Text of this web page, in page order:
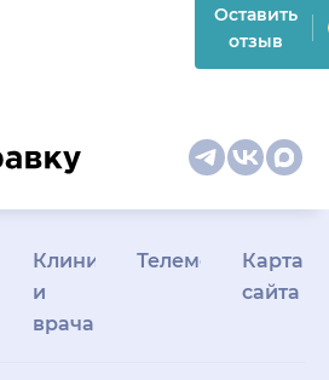
Оставить
отзыв
Клиникам
и
врачам
Телемедицина
Карта
сайта